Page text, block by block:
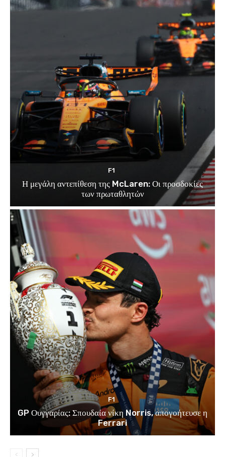
F1
Η μεγάλη αντεπίθεση της McLaren: Οι προσδοκίες
των πρωταθλητών
F1
GP Ουγγαρίας: Σπουδαία νίκη Norris, απογοήτευσε η
Ferrari